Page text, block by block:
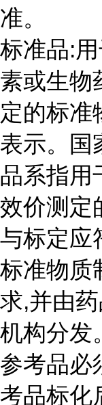
准。
标准品:
素或生物
定的标准
表示。国
品系指用
效价测定
与标定应
标准物质
求,并由
机构分发
参考品必
考品标化